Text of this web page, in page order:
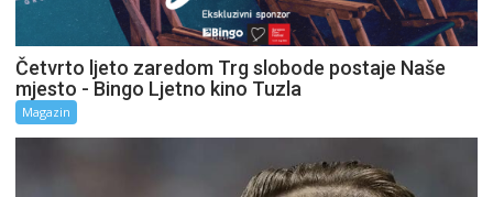
Četvrto ljeto zaredom Trg slobode postaje Naše
mjesto - Bingo Ljetno kino Tuzla
Magazin